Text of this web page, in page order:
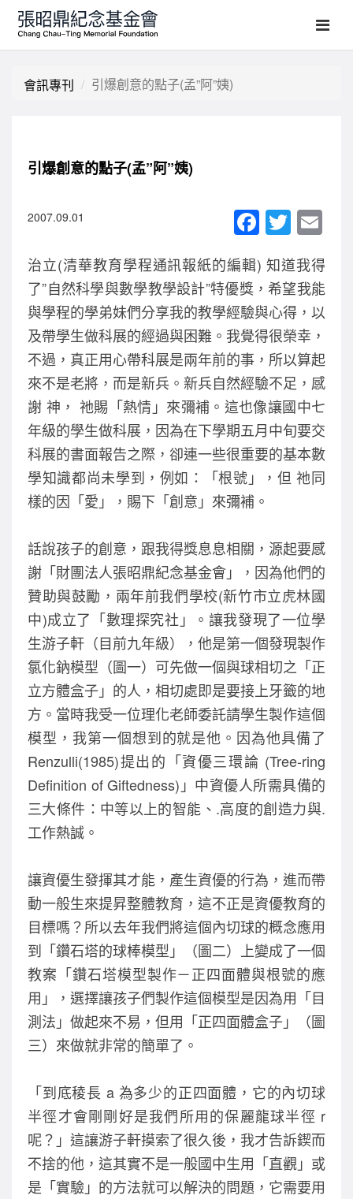
會訊專刊 引爆創意的點子(孟”阿”姨)
引爆創意的點子(孟”阿”姨)
2007.09.01 F
a
c
e
b
o
o
k
T
wi
tt
er
ail
治立(清華教育學程通訊報紙的編輯) 知道我得
了”自然科學與數學教學設計”特優獎，希望我能
與學程的學弟妹們分享我的教學經驗與心得，以
及帶學生做科展的經過與困難。我覺得很榮幸，
不過，真正用心帶科展是兩年前的事，所以算起
來不是老將，而是新兵。新兵自然經驗不足，感
謝 神， 祂賜「熱情」來彌補。這也像讓國中七
年級的學生做科展，因為在下學期五月中旬要交
科展的書面報告之際，卻連一些很重要的基本數
學知識都尚未學到，例如：「根號」，但 祂同
樣的因「愛」，賜下「創意」來彌補。
話說孩子的創意，跟我得獎息息相關，源起要感
謝「財團法人張昭鼎紀念基金會」，因為他們的
贊助與鼓勵，兩年前我們學校(新竹市立虎林國
中)成立了「數理探究社」。讓我發現了一位學
生游子軒（目前九年級），他是第一個發現製作
氯化鈉模型（圖一）可先做一個與球相切之「正
立方體盒子」的人，相切處即是要接上牙籤的地
方。當時我受一位理化老師委託請學生製作這個
模型，我第一個想到的就是他。因為他具備了
Renzulli(1985)提出的「資優三環論 (Tree-ring
Definition of Giftedness)」中資優人所需具備的
三大條件：中等以上的智能、.高度的創造力與.
工作熱誠。
讓資優生發揮其才能，產生資優的行為，進而帶
動一般生來提昇整體教育，這不正是資優教育的
目標嗎？所以去年我們將這個內切球的概念應用
到「鑽石塔的球棒模型」（圖二）上變成了一個
教案「鑽石塔模型製作－正四面體與根號的應
用」，選擇讓孩子們製作這個模型是因為用「目
測法」做起來不易，但用「正四面體盒子」（圖
三）來做就非常的簡單了。
「到底稜長 a 為多少的正四面體，它的內切球
半徑才會剛剛好是我們所用的保麗龍球半徑 r
呢？」這讓游子軒摸索了很久後，我才告訴鍥而
不捨的他，這其實不是一般國中生用「直觀」或
是「實驗」的方法就可以解決的問題，它需要用